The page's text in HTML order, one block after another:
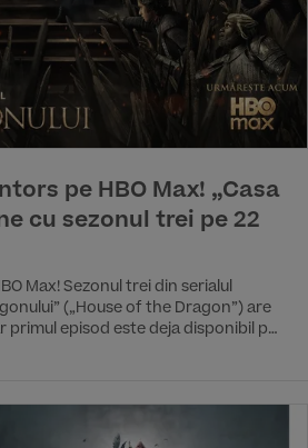
pe HBO Max! „Casa
cu sezonul trei pe 22
Max! Sezonul trei din serialul
(„House of the Dragon”) are
primul episod este deja disponibil pe